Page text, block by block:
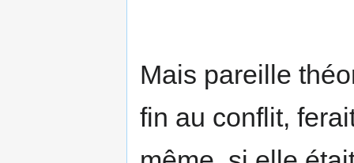
Mais pareille
fin au conflit,